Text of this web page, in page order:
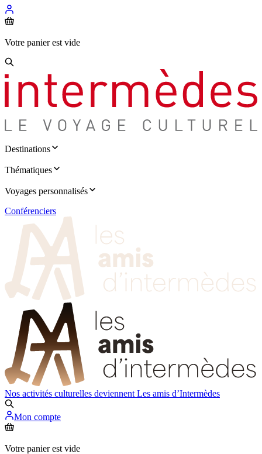
Votre panier est vide
Destinations
Thématiques
Voyages personnalisés
Conférenciers
Nos activités culturelles deviennent Les amis d’Intermèdes
Mon compte
Votre panier est vide